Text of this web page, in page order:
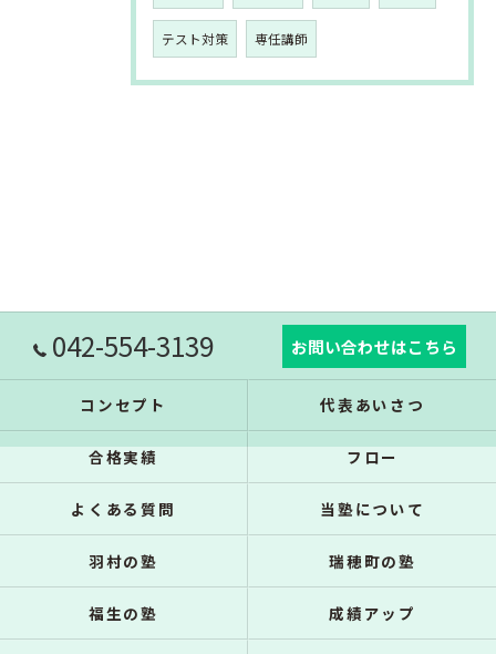
テスト対策 専任講師
042-554-3139 お問い合わせはこちら
コンセプト 代表あいさつ
合格実績 フロー
よくある質問 当塾について
羽村の塾 瑞穂町の塾
福生の塾 成績アップ